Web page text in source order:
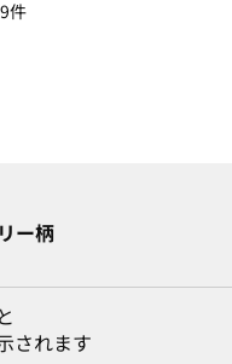
件
ー柄
されます